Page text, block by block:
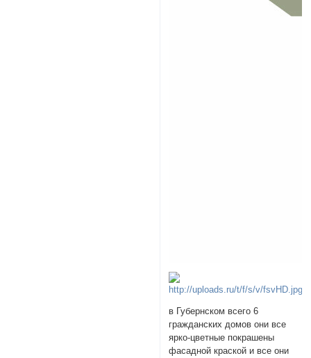
в Губернском всего 6
гражданских домов они все
ярко-цветные покрашены
фасадной краской и все они